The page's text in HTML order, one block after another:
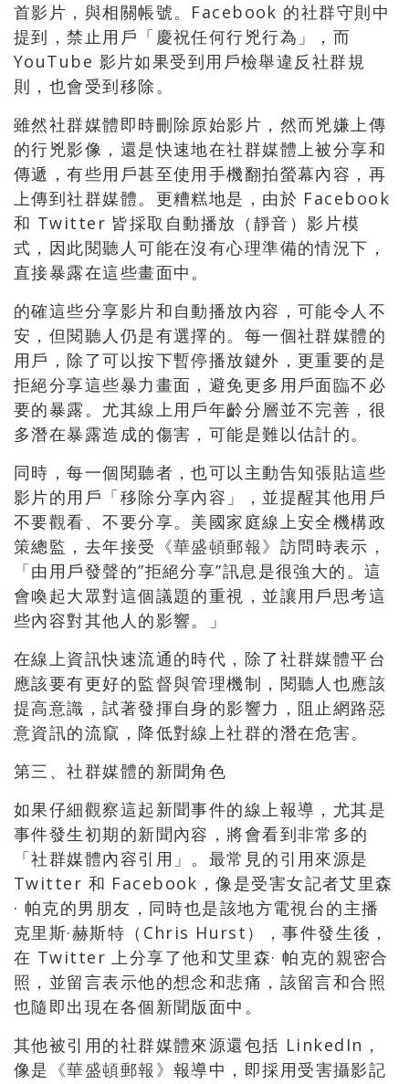
首影片，與相關帳號。Facebook 的社群守則中
提到，禁止用戶「慶祝任何行兇行為」，而
YouTube 影片如果受到用戶檢舉違反社群規
則，也會受到移除。
雖然社群媒體即時刪除原始影片，然而兇嫌上傳
的行兇影像，還是快速地在社群媒體上被分享和
傳遞，有些用戶甚至使用手機翻拍螢幕內容，再
上傳到社群媒體。更糟糕地是，由於 Facebook
和 Twitter 皆採取自動播放（靜音）影片模
式，因此閱聽人可能在沒有心理準備的情況下，
直接暴露在這些畫面中。
的確這些分享影片和自動播放內容，可能令人不
安，但閱聽人仍是有選擇的。每一個社群媒體的
用戶，除了可以按下暫停播放鍵外，更重要的是
拒絕分享這些暴力畫面，避免更多用戶面臨不必
要的暴露。尤其線上用戶年齡分層並不完善，很
多潛在暴露造成的傷害，可能是難以估計的。
同時，每一個閱聽者，也可以主動告知張貼這些
影片的用戶「移除分享內容」，並提醒其他用戶
不要觀看、不要分享。美國家庭線上安全機構政
策總監，去年接受 《華盛頓郵報》 訪問時表示，
「由用戶發聲的”拒絕分享”訊息是很強大的。這
會喚起大眾對這個議題的重視，並讓用戶思考這
些內容對其他人的影響。」
在線上資訊快速流通的時代，除了社群媒體平台
應該要有更好的監督與管理機制，閱聽人也應該
提高意識，試著發揮自身的影響力，阻止網路惡
意資訊的流竄，降低對線上社群的潛在危害。
第三、社群媒體的新聞角色
如果仔細觀察這起新聞事件的線上報導，尤其是
事件發生初期的新聞內容，將會看到非常多的
「社群媒體內容引用」。最常見的引用來源是
Twitter 和 Facebook，像是受害女記者艾里森
· 帕克的男朋友，同時也是該地方電視台的主播
克里斯·赫斯特（Chris Hurst），事件發生後，
在 Twitter 上分享了他和艾里森· 帕克的親密合
照，並留言表示他的想念和悲痛，該留言和合照
也隨即出現在各個新聞版面中。
其他被引用的社群媒體來源還包括 LinkedIn，
像是 《華盛頓郵報》 報導中，即採用受害攝影記